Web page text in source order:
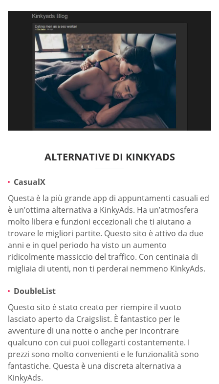
ALTERNATIVE DI KINKYADS
CasualX
Questa è la più grande app di appuntamenti casuali ed
è un’ottima alternativa a KinkyAds. Ha un’atmosfera
molto libera e funzioni eccezionali che ti aiutano a
trovare le migliori partite. Questo sito è attivo da due
anni e in quel periodo ha visto un aumento
ridicolmente massiccio del traffico. Con centinaia di
migliaia di utenti, non ti perderai nemmeno KinkyAds.
DoubleList
Questo sito è stato creato per riempire il vuoto
lasciato aperto da Craigslist. È fantastico per le
avventure di una notte o anche per incontrare
qualcuno con cui puoi collegarti costantemente. I
prezzi sono molto convenienti e le funzionalità sono
fantastiche. Questa è una discreta alternativa a
KinkyAds.